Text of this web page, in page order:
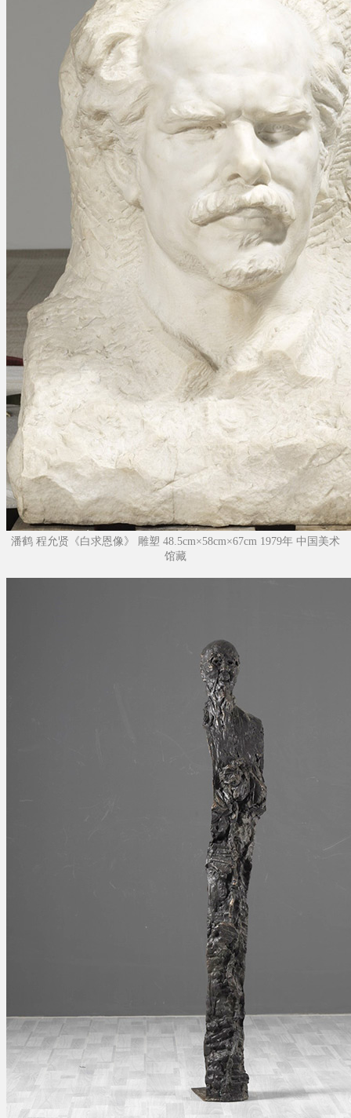
潘鹤 程允贤《白求恩像》 雕塑 48.5cm×58cm×67cm 1979年 中国美术
馆藏